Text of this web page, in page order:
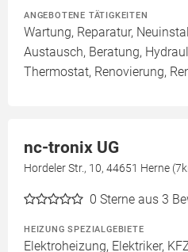
ANGEBOTENE TÄTIGKEITEN
Wartung, Reparatur,
Austausch, Beratung,
Thermostat, Renovierung,
nc-tronix UG
Hordeler Str., 10, 44651 Herne
0 Sterne aus 3
HEIZUNG SPEZIALGEBIETE
Elektroheizung, Elektriker,